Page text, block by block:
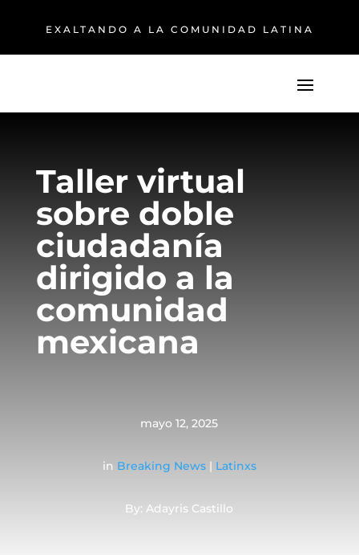
EXALTANDO A LA COMUNIDAD LATINA
Taller virtual
sobre doble
ciudadanía
dirigido a la
comunidad
mexicana
mayo 12, 2025
in Breaking News| Latinxs
By: Adayris Castillo